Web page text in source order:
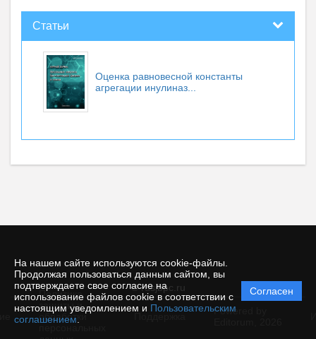
На нашем сайте используются cookie-файлы.
Продолжая пользоваться данным сайтом, вы
подтверждаете свое согласие на
использование файлов cookie в соответствии с
настоящим уведомлением и Пользовательским
соглашением
Согласен
Статьи
Оценка равновесной константы
агрегации инулиназ...
© rusjbpc.ru
Политика
защиты и
обработки
Powered by